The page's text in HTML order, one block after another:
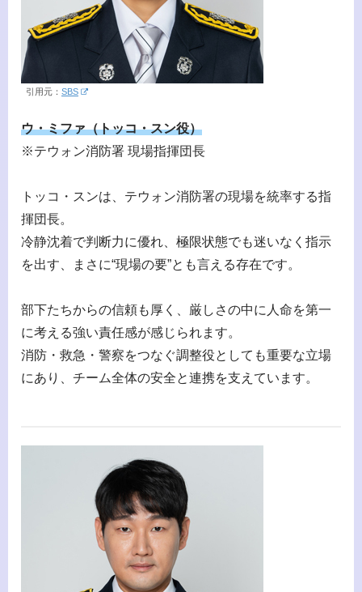
引用元： SBS
ウ・ミファ（トッコ・スン役）
※テウォン消防署 現場指揮団長
トッコ・スンは、テウォン消防署の現場を統率する指
揮団長。
冷静沈着で判断力に優れ、極限状態でも迷いなく指示
を出す、まさに“現場の要”とも言える存在です。
部下たちからの信頼も厚く、厳しさの中に人命を第一
に考える強い責任感が感じられます。
消防・救急・警察をつなぐ調整役としても重要な立場
にあり、チーム全体の安全と連携を支えています。